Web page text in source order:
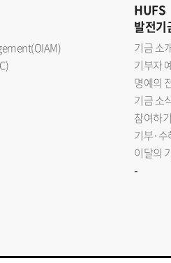
HUFS
발전기
기금 소
기부자
명예의
기금 소
참여하기
기부·
이달의
-